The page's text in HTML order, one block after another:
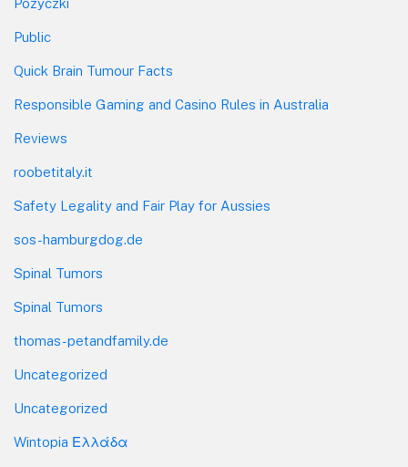
Pozyczki
Public
Quick Brain Tumour Facts
Responsible Gaming and Casino Rules in Australia
Reviews
roobetitaly.it
Safety Legality and Fair Play for Aussies
sos-hamburgdog.de
Spinal Tumors
Spinal Tumors
thomas-petandfamily.de
Uncategorized
Uncategorized
Wintopia Ελλάδα